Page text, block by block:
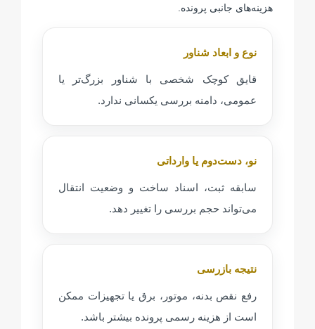
هزینه‌های جانبی پرونده.
نوع و ابعاد شناور
قایق کوچک شخصی با شناور بزرگ‌تر یا
عمومی، دامنه بررسی یکسانی ندارد.
نو، دست‌دوم یا وارداتی
سابقه ثبت، اسناد ساخت و وضعیت انتقال
می‌تواند حجم بررسی را تغییر دهد.
نتیجه بازرسی
رفع نقص بدنه، موتور، برق یا تجهیزات ممکن
است از هزینه رسمی پرونده بیشتر باشد.